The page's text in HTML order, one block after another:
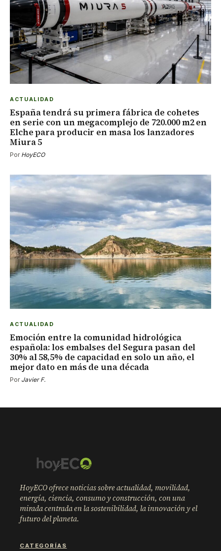
ACTUALIDAD
España tendrá su primera fábrica de cohetes
en serie con un megacomplejo de 720.000 m2 en
Elche para producir en masa los lanzadores
Miura 5
Por HoyECO
ACTUALIDAD
Emoción entre la comunidad hidrológica
española: los embalses del Segura pasan del
30% al 58,5% de capacidad en solo un año, el
mejor dato en más de una década
Por Javier F.
HoyECO ofrece noticias sobre actualidad, movilidad,
energía, ciencia, consumo y construcción, con una
mirada centrada en la sostenibilidad, la innovación y el
futuro del planeta.
CATEGORÍAS